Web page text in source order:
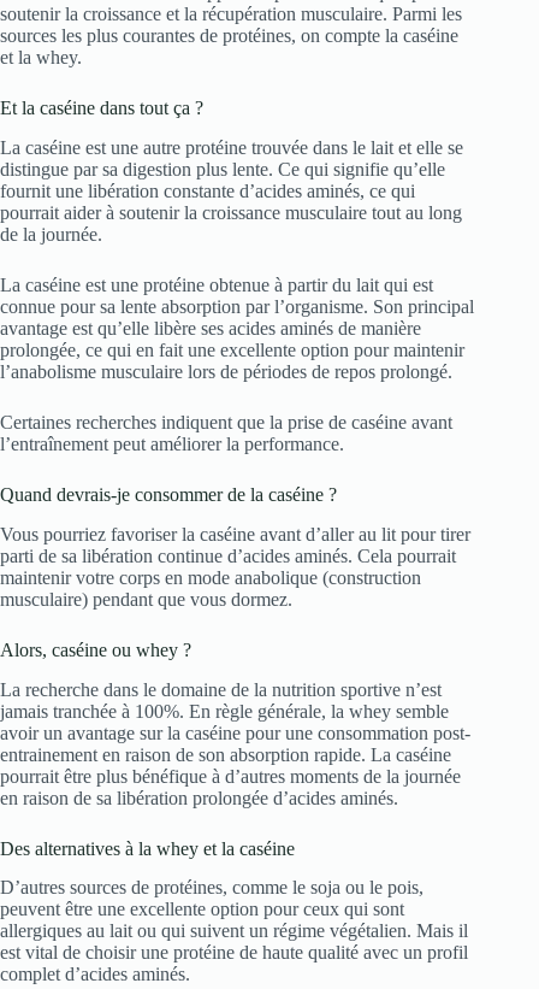
soutenir la croissance et la récupération musculaire. Parmi les
sources les plus courantes de protéines, on compte la caséine
et la whey.
Et la caséine dans tout ça ?
La caséine est une autre protéine trouvée dans le lait et elle se
distingue par sa digestion plus lente. Ce qui signifie qu’elle
fournit une libération constante d’acides aminés, ce qui
pourrait aider à soutenir la croissance musculaire tout au long
de la journée.
La caséine est une protéine obtenue à partir du lait qui est
connue pour sa lente absorption par l’organisme. Son principal
avantage est qu’elle libère ses acides aminés de manière
prolongée, ce qui en fait une excellente option pour maintenir
l’anabolisme musculaire lors de périodes de repos prolongé.
Certaines recherches indiquent que la prise de caséine avant
l’entraînement peut améliorer la performance.
Quand devrais-je consommer de la caséine ?
Vous pourriez favoriser la caséine avant d’aller au lit pour tirer
parti de sa libération continue d’acides aminés. Cela pourrait
maintenir votre corps en mode anabolique (construction
musculaire) pendant que vous dormez.
Alors, caséine ou whey ?
La recherche dans le domaine de la nutrition sportive n’est
jamais tranchée à 100%. En règle générale, la whey semble
avoir un avantage sur la caséine pour une consommation post-
entrainement en raison de son absorption rapide. La caséine
pourrait être plus bénéfique à d’autres moments de la journée
en raison de sa libération prolongée d’acides aminés.
Des alternatives à la whey et la caséine
D’autres sources de protéines, comme le soja ou le pois,
peuvent être une excellente option pour ceux qui sont
allergiques au lait ou qui suivent un régime végétalien. Mais il
est vital de choisir une protéine de haute qualité avec un profil
complet d’acides aminés.